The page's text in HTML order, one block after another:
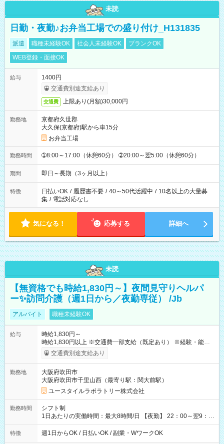
未読
日勤・夜勤♪お弁当工場での盛り付け_H131835
派遣 職種未経験OK 社会人未経験OK
ブランクOK
WEB登録・面接OK
給与
1400円
交通費別途支給あり
交通費 上限あり(月額)30,000円
勤務地
京都府久世郡
大久保(京都府)駅から車15分
お弁当工場
勤務時間 ➀8:00～17:00（休憩60分） ➁20:00～翌5:00（休憩60分）
期間 即日～長期（3ヶ月以上）
特徴 日払いOK / 履歴書不要 / 40～50代活躍中 / 10名以上の大量募
集 / 電話対応なし
気になる！ 応募する 詳細へ
未読
【無資格でも時給1,830円～】夜間見守りヘルパ
ー✨訪問介護（週1日から／夜勤専従） /Jb
アルバイト 職種未経験OK
給与
時給1,830円～
時給1,830円以上 ※交通費一部支給（既定あり） ※経験・能力を
考慮して決定します 【収入例】 週1回勤務の場合：1,830円×8時
間×4回=5万8,560円 週3回勤務の場合：1,830円×8時間×12回
月 ※ 雇用形態と給与に、本採用時と異なる部分があります。 雇
用形態：本採用時と同じです。 給与：時給 1,610円以上
交通費別途支給あり
勤務地
大阪府吹田市
大阪府吹田市千里山西（最寄り駅：関大前駅）
ユースタイルラボラトリー株式会社
勤務時間
シフト制
1日あたりの実働時間：最大8時間/日 【夜勤】 22：00～翌9：
00 ※週1日～OK ／ 夜勤専従 ＊＊ 勤務時間例 ＊＊ ■22時か
ら翌7時 ■23時から翌8時 ■24時から翌9時 など ※上記の時間
特徴 週1日からOK / 日払いOK / 副業・WワークOK